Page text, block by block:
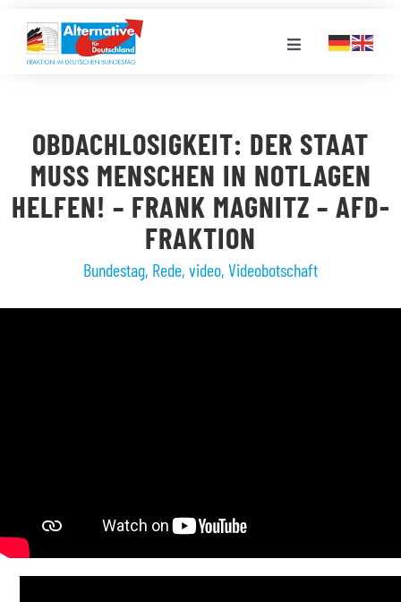
Inhalt
springen
Toggle
LANDESGRUPPEN
VERANSTALTUNGEN
OBDACHLOSIGKEIT: DER STAAT
MUSS MENSCHEN IN NOTLAGEN
HELFEN! – FRANK MAGNITZ – AFD-
FRAKTION
Bundestag, Rede, video, Videobotschaft